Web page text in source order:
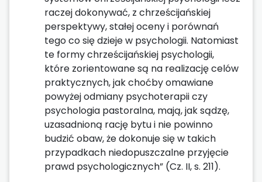
raczej dokonywać, z chrześcijańskiej
perspektywy, stałej oceny i porównań
tego co się dzieje w psychologii. Natomiast
te formy chrześcijańskiej psychologii,
które zorientowane są na realizację celów
praktycznych, jak choćby omawiane
powyżej odmiany psychoterapii czy
psychologia pastoralna, mają, jak sądzę,
uzasadnioną rację bytu i nie powinno
budzić obaw, że dokonuje się w takich
przypadkach niedopuszczalne przyjęcie
prawd psychologicznych” (Cz. II, s. 211).